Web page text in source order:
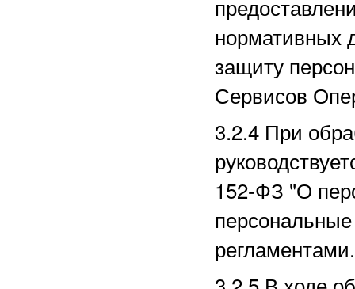
нормативных
защиту
Сервисов
3.2.4 При
152-ФЗ "О
регламентами.